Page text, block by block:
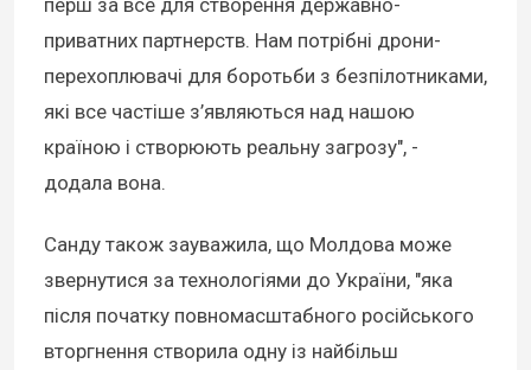
перш за все для створення державно-
приватних партнерств. Нам потрібні дрони-
перехоплювачі для боротьби з безпілотниками,
які все частіше з’являються над нашою
країною і створюють реальну загрозу", -
додала вона.
Санду також зауважила, що Молдова може
звернутися за технологіями до України, "яка
після початку повномасштабного російського
вторгнення створила одну із найбільш